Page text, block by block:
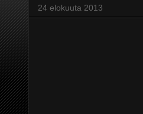
24 elokuuta 2013